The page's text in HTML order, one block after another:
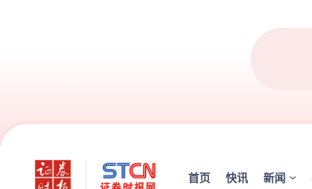
首页 快讯 新闻